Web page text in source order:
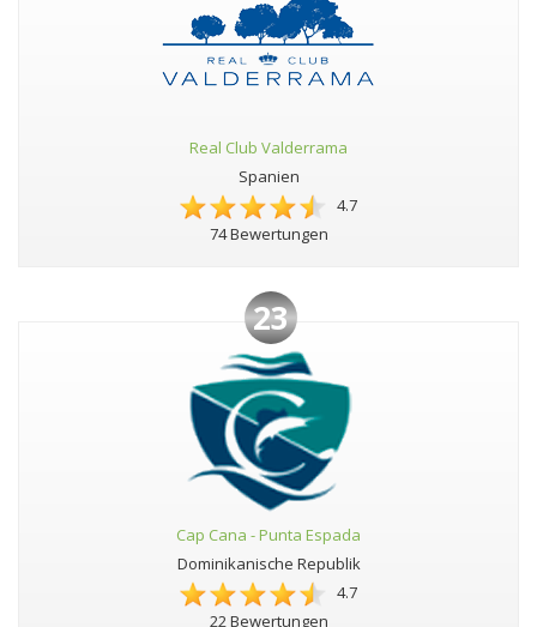
Real Club Valderrama
Spanien
4.7
74 Bewertungen
23
Cap Cana - Punta Espada
Dominikanische Republik
4.7
22 Bewertungen